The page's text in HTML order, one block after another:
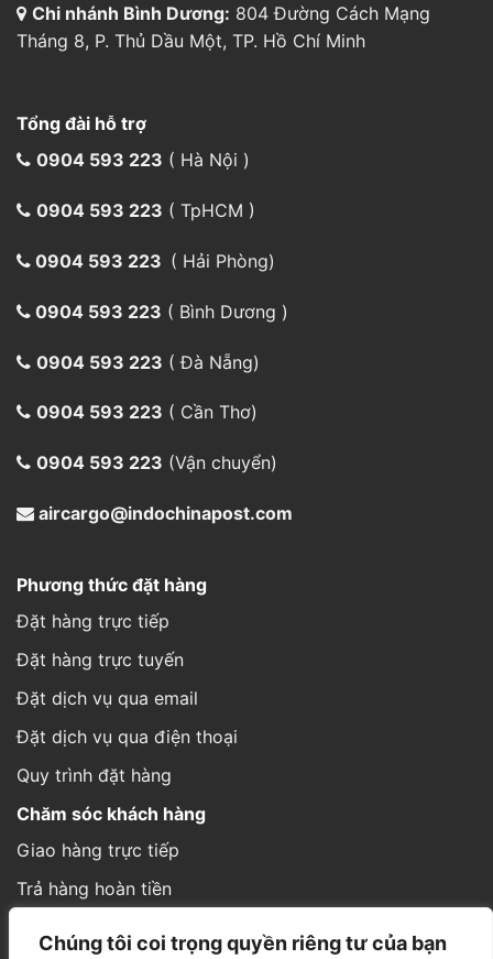
Chúng tôi coi trọng quyền riêng tư của bạn
Chi nhánh Bình Dương: 804 Đường Cách Mạng
Tháng 8, P. Thủ Dầu Một, TP. Hồ Chí Minh
Tổng đài hỗ trợ
0904 593 223 ( Hà Nội )
0904 593 223 ( TpHCM )
0904 593 223 ( Hải Phòng)
0904 593 223 ( Bình Dương )
0904 593 223 ( Đà Nẵng)
0904 593 223 ( Cần Thơ)
0904 593 223 (Vận chuyển)
aircargo@indochinapost.com
Phương thức đặt hàng
Đặt hàng trực tiếp
Đặt hàng trực tuyến
Đặt dịch vụ qua email
Đặt dịch vụ qua điện thoại
Quy trình đặt hàng
Chăm sóc khách hàng
Giao hàng trực tiếp
Trả hàng hoàn tiền